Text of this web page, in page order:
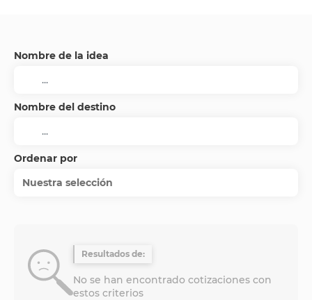
Nombre de la idea
Nombre del destino
Ordenar por
Nuestra selección
Resultados de:
No se han encontrado cotizaciones con
estos criterios